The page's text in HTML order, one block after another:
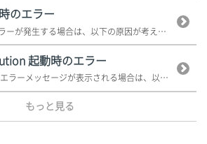
のエラー
真空系の自動起動でエラーが発生する場合は、以下の原因が考えられます。 ...
起動時のエラー
GCMSsolution起動時にエラーメッセージが表示される場合は、以下の...
もっと見る